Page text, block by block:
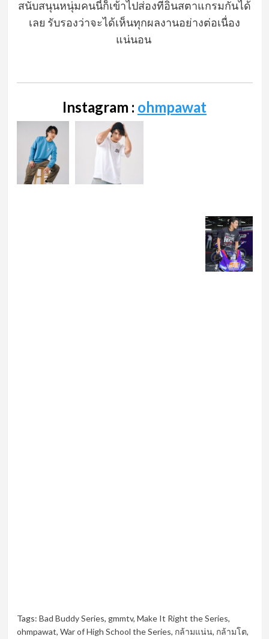
สนับสนุนหนุ่มคนนี้ก็เข้าไปส่องที่อินสตาแกรมกันได้
เลย รับรองว่าจะได้เห็นทุกผลงานอย่างต่อเนื่อง
แน่นอน
Instagram : ohmpawat
Tags: Bad Buddy Series, gmmtv, Make It Right the Series,
ohmpawat, War of High School the Series, กล้ามแน่น, กล้ามโต,